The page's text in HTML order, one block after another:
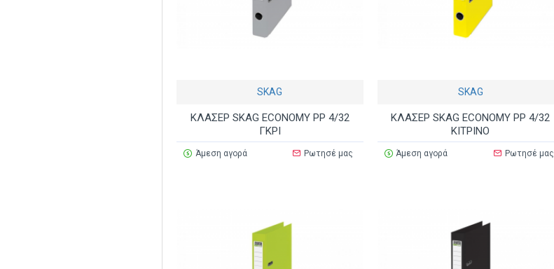
SKAG
ΚΛΑΣΕΡ SKAG ECONOMY PP 4/32
ΓΚΡΙ
Άμεση αγορά Ρωτησέ μας
SKAG
ΚΛΑΣΕΡ SKAG ECONOMY PP 4/32
ΚΙΤΡΙΝΟ
Άμεση αγορά Ρωτησέ μας